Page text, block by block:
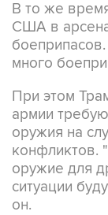
В то же
США в
много
При этом
армии
оружия на
конфликтов.
оружие для
ситуации
он.